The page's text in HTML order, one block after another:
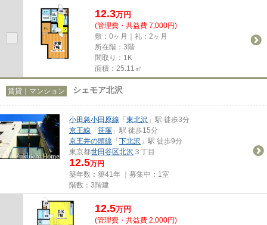
12.3万円
(管理費・共益費 7,000円)
敷：0ヶ月｜礼：2ヶ月
所在階：3階
間取り：1K
面積：25.11㎡
賃貸｜マンション シェモア北沢
小田急小田原線 「東北沢 」駅 徒歩3分
京王線 「笹塚 」駅 徒歩15分
京王井の頭線 「下北沢 」駅 徒歩9分
東京都世田谷区北沢 ３丁目
12.5万円
築年数：築41年 ｜募集中： 1室
階数：3階建
12.5万円
(管理費・共益費 2,000円)